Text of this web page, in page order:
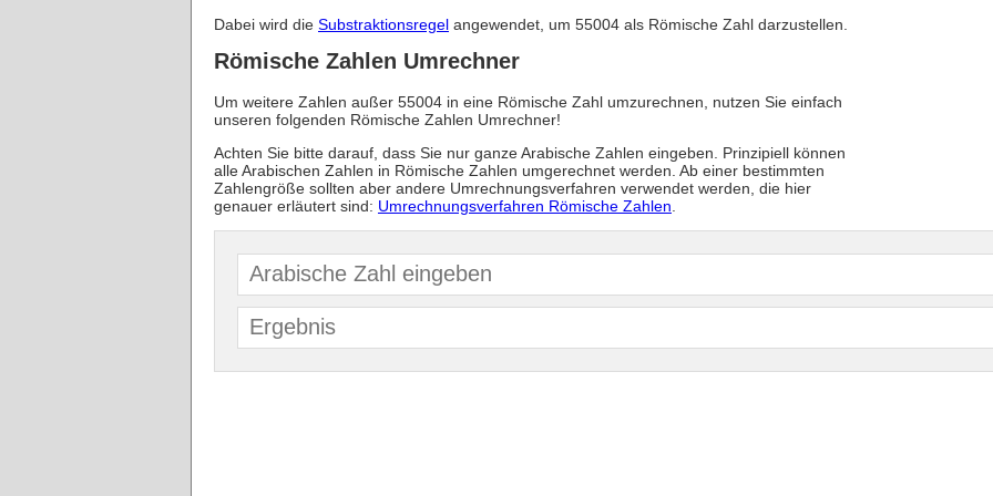
Dabei wird die Substraktionsregel angewendet, um 55004 als Römische Zahl darzustellen.
Römische Zahlen Umrechner
Um weitere Zahlen außer 55004 in eine Römische Zahl umzurechnen, nutzen Sie einfach
unseren folgenden Römische Zahlen Umrechner!
Achten Sie bitte darauf, dass Sie nur ganze Arabische Zahlen eingeben. Prinzipiell können
alle Arabischen Zahlen in Römische Zahlen umgerechnet werden. Ab einer bestimmten
Zahlengröße sollten aber andere Umrechnungsverfahren verwendet werden, die hier
genauer erläutert sind: Umrechnungsverfahren Römische Zahlen